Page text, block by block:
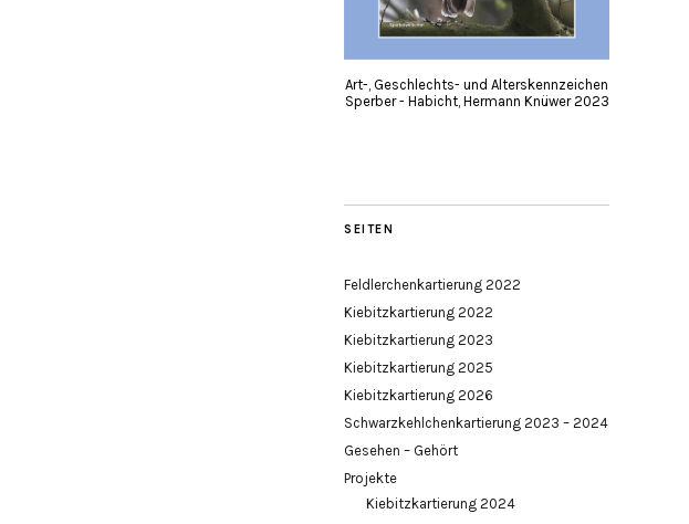
Art-, Geschlechts- und Alterskennzeichen
Sperber - Habicht, Hermann Knüwer 2023
SEITEN
Feldlerchenkartierung 2022
Kiebitzkartierung 2022
Kiebitzkartierung 2023
Kiebitzkartierung 2025
Kiebitzkartierung 2026
Schwarzkehlchenkartierung 2023 – 2024
Gesehen – Gehört
Projekte
Kiebitzkartierung 2024